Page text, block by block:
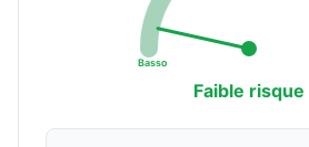
Basso
Faible risque